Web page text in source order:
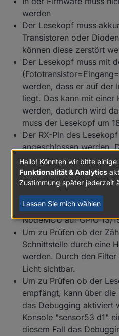
werden
Der Lesekopf muss
Transistoren oder
können diese zerstört
Der Lesekopf muss mit
werden, dass er auf der
liegt. Das kann mit einer
werden, dadurch wird
muss der Lesekopf um
Der RX-Pin des
angeschlossen werden.
hinterlegt. Ggf. mal
Ich konnte z.B. mit einem
die als RX+TX auf dem
Daten empfangen.
für etwas anderes nutzt.
NodeMCU auf GPIO 13/
Um zu Prüfen ob der
Schnittstelle durch eine
werden. Durch den
Licht sichtbar.
Um zu Prüfen ob der
empfängt, kann über
das Debugging aktiviert
Konsole "sensor53 d1"
diesem Fall das
Hallo! Könnten wir bitte
Funktionalität & Analytics
Zustimmung später jederzeit
Lassen Sie mich wählen